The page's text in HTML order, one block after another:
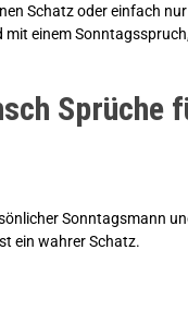
Schatz oder einfach
mit einem
Sprüche
Sonntagsmann
ein wahrer Schatz.